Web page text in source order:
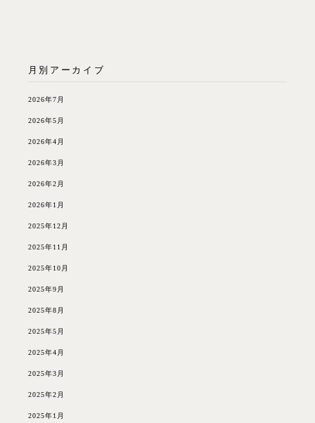
月別アーカイブ
2026年7月
2026年5月
2026年4月
2026年3月
2026年2月
2026年1月
2025年12月
2025年11月
2025年10月
2025年9月
2025年8月
2025年5月
2025年4月
2025年3月
2025年2月
2025年1月